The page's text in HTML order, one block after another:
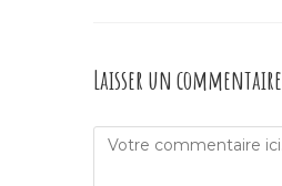
Laisser un commentaire
Comment